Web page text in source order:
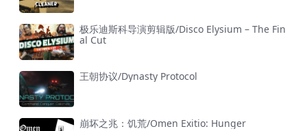
极乐迪斯科导演剪辑版/Disco Elysium – The Fin
al Cut
王朝协议/Dynasty Protocol
崩坏之兆：饥荒/Omen Exitio: Hunger